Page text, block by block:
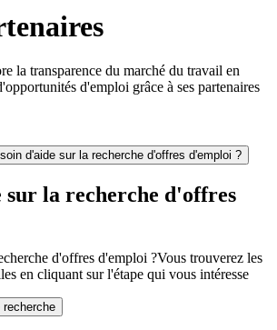
la transparence du marché du travail en
d'emploi grâce à ses partenaires
d'aide sur la recherche d'offres d'emploi ?
sur la recherche d'offres
d'offres d'emploi ?Vous trouverez les
en cliquant sur l'étape qui vous intéresse
recherche